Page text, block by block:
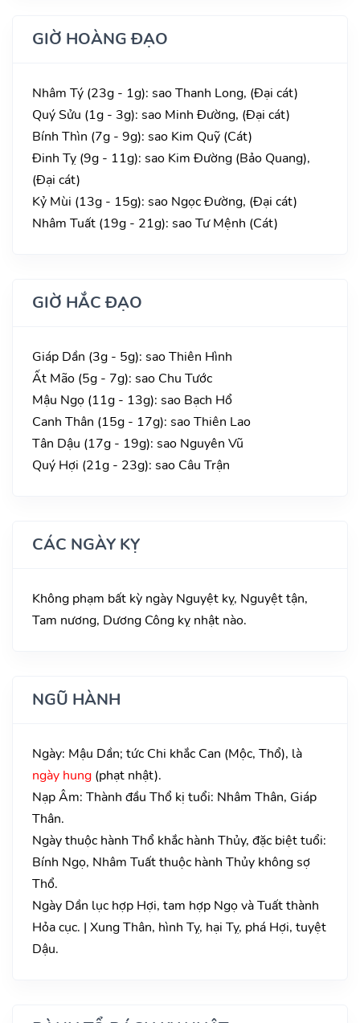
GIỜ HOÀNG ĐẠO
Nhâm Tý (23g - 1g): sao Thanh Long, (Đại cát)
Quý Sửu (1g - 3g): sao Minh Đường, (Đại cát)
Bính Thìn (7g - 9g): sao Kim Quỹ (Cát)
Đinh Tỵ (9g - 11g): sao Kim Đường (Bảo Quang),
(Đại cát)
Kỷ Mùi (13g - 15g): sao Ngọc Đường, (Đại cát)
Nhâm Tuất (19g - 21g): sao Tư Mệnh (Cát)
GIỜ HẮC ĐẠO
Giáp Dần (3g - 5g): sao Thiên Hình
Ất Mão (5g - 7g): sao Chu Tước
Mậu Ngọ (11g - 13g): sao Bạch Hổ
Canh Thân (15g - 17g): sao Thiên Lao
Tân Dậu (17g - 19g): sao Nguyên Vũ
Quý Hợi (21g - 23g): sao Câu Trận
CÁC NGÀY KỴ
Không phạm bất kỳ ngày Nguyệt kỵ, Nguyệt tận,
Tam nương, Dương Công kỵ nhật nào.
NGŨ HÀNH
Ngày: Mậu Dần; tức Chi khắc Can (Mộc, Thổ), là
ngày hung (phạt nhật).
Nạp Âm: Thành đầu Thổ kị tuổi: Nhâm Thân, Giáp
Thân.
Ngày thuộc hành Thổ khắc hành Thủy, đặc biệt tuổi:
Bính Ngọ, Nhâm Tuất thuộc hành Thủy không sợ
Thổ.
Ngày Dần lục hợp Hợi, tam hợp Ngọ và Tuất thành
Hỏa cục. | Xung Thân, hình Tỵ, hại Tỵ, phá Hợi, tuyệt
Dậu.